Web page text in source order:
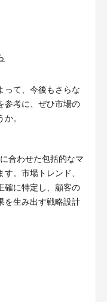
って、今後もさらな
参考に、ぜひ市場の
。
合わせた包括的なマ
。市場トレンド、
確に特定し、顧客の
を生み出す戦略設計